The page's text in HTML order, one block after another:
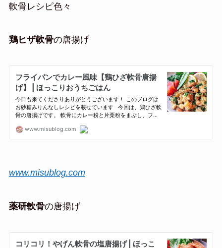
軟骨レシピ色々
鶏ヒザ軟骨の唐揚げ
www.misublog.com
薬研軟骨の唐揚げ